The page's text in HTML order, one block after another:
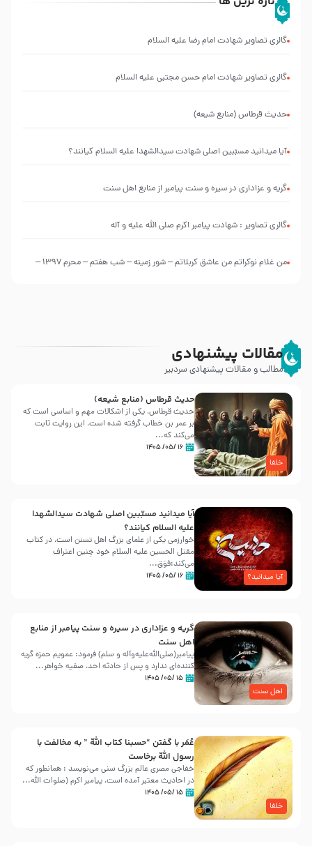
گالری تصاویر شهادت امام رضا علیه السلام
گالری تصاویر شهادت امام حسن مجتبی علیه السلام
حدیث قرطاس (منابع شیعه)
آیا میدانید مسبّبین اصلی شهادت سیدالشهدا علیه ‌السلام کیانند؟
گریه و عزاداری در سیره و سنت پیامبر از منابع اهل سنت
گالری تصاویر : شهادت پیامبر اکرم صلی الله علیه و آله
من غلام نوکراتم من عاشق کربلاتم – شور زمینه – شب هفتم – محرم 1397 –
مقالات پیشنهادی
مطالب و مقالات پیشنهادی سردبیر
خلفا
حدیث قرطاس (منابع شیعه)
حدیث قرطاس، یکی از اشکالات مهم و اساسی است که
بر عمر بن خطاب گرفته شده است، این روایت ثابت
می‌کند که...
۱۶ /۰۵/ ۱۴۰۵
آیا میدانید؟
آیا میدانید مسبّبین اصلی شهادت سیدالشهدا
علیه ‌السلام کیانند؟
خوارزمی یکی از علمای بزرگ اهل تسنن است، در کتاب
مقتل الحسین علیه ‌السلام خود چنین اعتراف
می‌کند:فوَق...
۱۶ /۰۵/ ۱۴۰۵
اهل سنت
گریه و عزاداری در سیره و سنت پیامبر از منابع
اهل سنت
پیامبر(صلی‌الله‌علیه‌وآله و سلم) فرمود: عمویم حمزه گریه
کننده‌ای ندارد و پس از حادثه احد، صفیه خواهر...
۱۵ /۰۵/ ۱۴۰۵
خلفا
عُمَر با گفتن “حسبنا كتاب اللّه ” به مخالفت با
رسول اللّه برخاست
خفاجی مصری عالم بزرگ سنی می‌نویسد : همانطور که
در احادیث معتبر آمده است، پیامبر اکرم (صلوات اللّه...
۱۵ /۰۵/ ۱۴۰۵